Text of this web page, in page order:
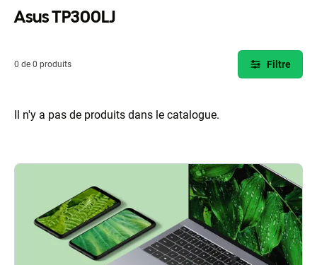
Asus TP300LJ
0 de 0 produits Filtre
Il n'y a pas de produits dans le catalogue.